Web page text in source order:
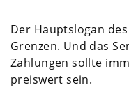
Der Hauptslogan
Grenzen. Und das
Zahlungen sollte
preiswert sein.